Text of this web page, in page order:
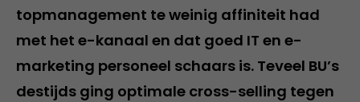
topmanagement te weinig affiniteit had
met het e-kanaal en dat goed IT en e-
marketing personeel schaars is. Teveel BU’s
destijds ging optimale cross-selling tegen